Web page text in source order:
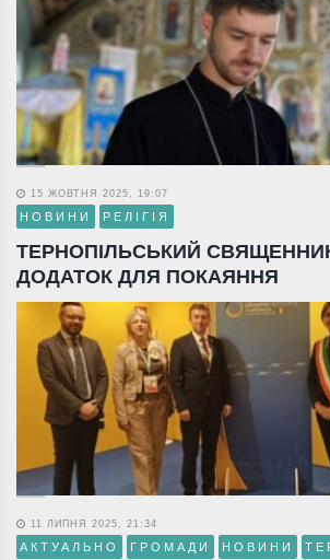
15 ЖОВТНЯ 2025, 19:07
НОВИНИ РЕЛІГІЯ
ТЕРНОПІЛЬСЬКИЙ
ДОДАТОК ДЛЯ ПОКАЯННЯ
11 ЛИПНЯ 2025, 21:34
АКТУАЛЬНО ГРОМАДИ НОВИНИ